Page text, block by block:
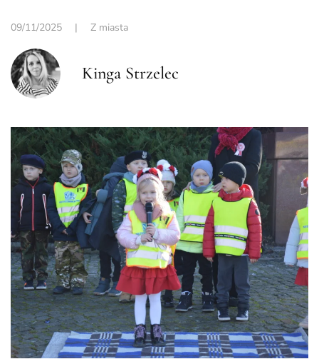
09/11/2025 | Z miasta
Kinga Strzelec